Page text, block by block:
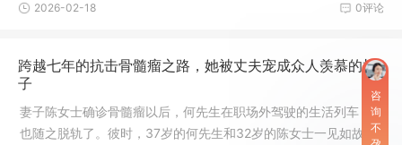
0评论
2026-02-18
跨越七年的抗击骨髓瘤之路，她被丈夫宠成众人羡慕的样
子
妻子陈女士确诊骨髓瘤以后，何先生在职场外驾驶的生活列车，
也随之脱轨了。彼时，37岁的何先生和32岁的陈女士一见如故。
咨
询
不